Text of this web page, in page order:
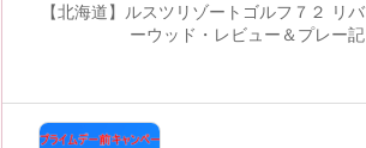
【北海道】ルスツリゾートゴルフ７２ リバ
ーウッド・レビュー＆プレー記